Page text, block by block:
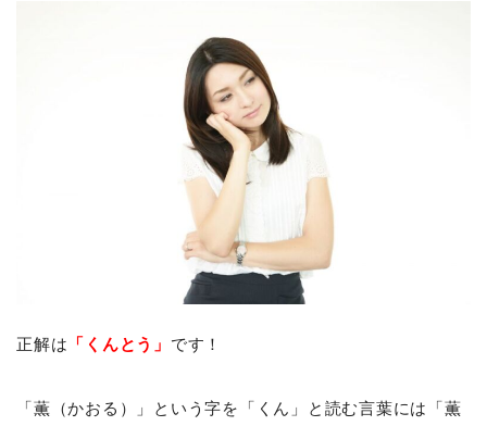
正解は 「くんとう」 です！
「薫（かおる）」という字を「くん」と読む言葉には「薫